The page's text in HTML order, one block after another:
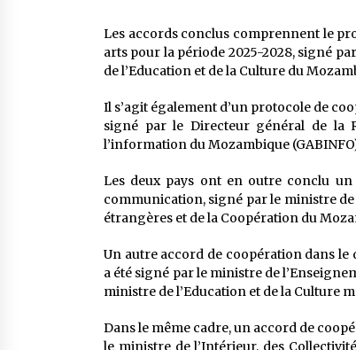
Les accords conclus comprennent le
arts pour la période 2025-2028, signé
de l’Education et de la Culture du
Il s’agit également d’un protocole de
signé par le Directeur général de la
l’information du Mozambique
Les deux pays ont en outre conclu
communication, signé par le ministre
étrangères et de la Coopération du
Un autre accord de coopération dans
a été signé par le ministre de
ministre de l’Education et de la Culture
Dans le même cadre, un accord de
le ministre de l’Intérieur, des